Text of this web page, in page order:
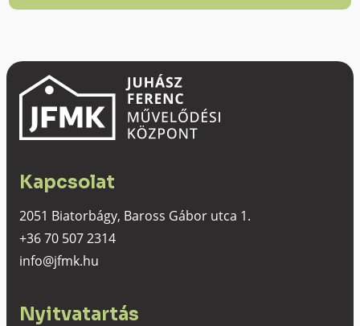
Kapcsolat
2051 Biatorbágy, Baross Gábor utca 1.
+36 70 507 2314
info@jfmk.hu
Nyitvatartás